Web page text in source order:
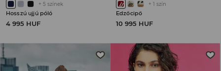
+ 5 színek
Hosszú ujjú póló
4 995 HUF
+ 1 szín
Edzőcipő
10 995 HUF